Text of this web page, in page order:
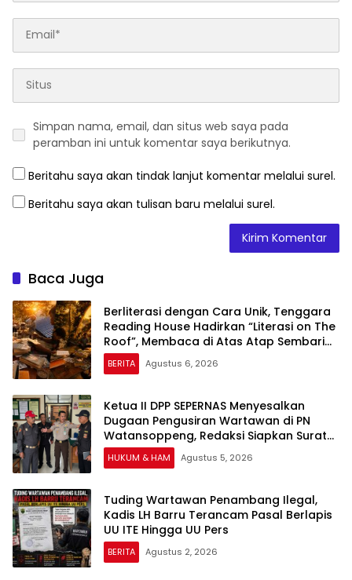
Simpan nama, email, dan situs web saya pada
peramban ini untuk komentar saya berikutnya.
Beritahu saya akan tindak lanjut komentar melalui surel.
Beritahu saya akan tulisan baru melalui surel.
Baca Juga
Berliterasi dengan Cara Unik, Tenggara
Reading House Hadirkan “Literasi on The
Roof”, Membaca di Atas Atap Sembari
Menikmati Senja
BERITA Agustus 6, 2026
Ketua II DPP SEPERNAS Menyesalkan
Dugaan Pengusiran Wartawan di PN
Watansoppeng, Redaksi Siapkan Surat
Konfirmasi
HUKUM & HAM Agustus 5, 2026
Tuding Wartawan Penambang Ilegal,
Kadis LH Barru Terancam Pasal Berlapis
UU ITE Hingga UU Pers
BERITA Agustus 2, 2026